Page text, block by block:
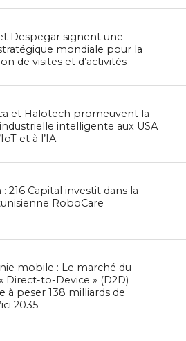
Despegar signent une
mondiale pour la
de visites et d’activités
et Halotech promeuvent la
intelligente aux USA
et à l’IA
: 216 Capital investit dans la
RoboCare
mobile : Le marché du
Direct-to-Device » (D2D)
à peser 138 milliards de
2035